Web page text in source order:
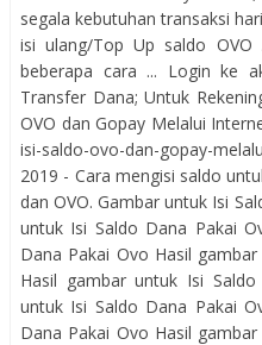
segala kebutuhan transaksi
isi ulang/Top Up saldo OVO
beberapa cara ... Login ke
Transfer Dana; Untuk
OVO dan Gopay Melalui
isi-saldo-ovo-dan-gopay-
2019 - Cara mengisi saldo
dan OVO. Gambar untuk Isi
untuk Isi Saldo Dana Pakai
Dana Pakai Ovo Hasil
Hasil gambar untuk Isi
untuk Isi Saldo Dana Pakai
Dana Pakai Ovo Hasil